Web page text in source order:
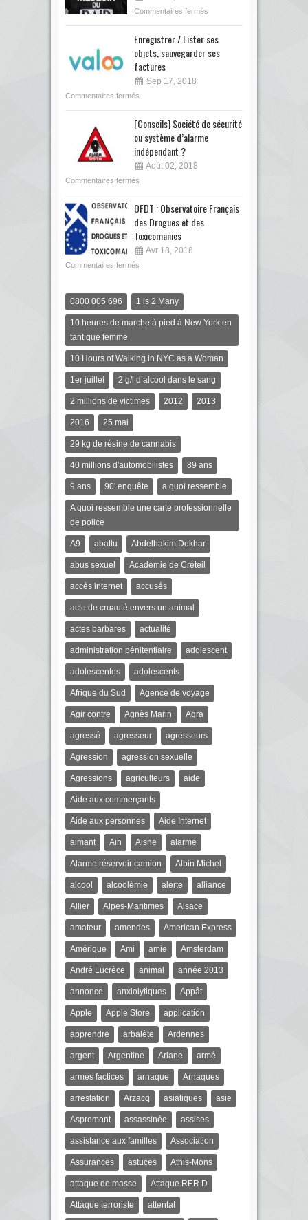
Commentaires fermés
Enregistrer / Lister ses
objets, sauvegarder ses
factures
Sep 17, 2018
Commentaires fermés
[Conseils] Société de sécurité
ou système d’alarme
indépendant ?
Août 02, 2018
Commentaires fermés
OFDT : Observatoire Français
des Drogues et des
Toxicomanies
Avr 18, 2018
Commentaires fermés
0800 005 696 1 is 2 Many
10 heures de marche à pied à New York en
tant que femme
10 Hours of Walking in NYC as a Woman
1er juillet 2 g/l d’alcool dans le sang
2 millions de victimes 2012 2013
2016 25 mai
29 kg de résine de cannabis
40 millions d'automobilistes 89 ans
9 ans 90' enquête a quoi ressemble
A quoi ressemble une carte professionnelle
de police
A9 abattu Abdelhakim Dekhar
abus sexuel Académie de Créteil
accès internet accusés
acte de cruauté envers un animal
actes barbares actualité
administration pénitentiaire adolescent
adolescentes adolescents
Afrique du Sud Agence de voyage
Agir contre Agnès Marin Agra
agressé agresseur agresseurs
Agression agression sexuelle
Agressions agriculteurs aide
Aide aux commerçants
Aide aux personnes Aide Internet
aimant Ain Aisne alarme
Alarme réservoir camion Albin Michel
alcool alcoolémie alerte alliance
Allier Alpes-Maritimes Alsace
amateur amendes American Express
Amérique Ami amie Amsterdam
André Lucrèce animal année 2013
annonce anxiolytiques Appât
Apple Apple Store application
apprendre arbalète Ardennes
argent Argentine Ariane armé
armes factices arnaque Arnaques
arrestation Arzacq asiatiques asie
Aspremont assassinée assises
assistance aux familles Association
Assurances astuces Athis-Mons
attaque de masse Attaque RER D
Attaque terroriste attentat